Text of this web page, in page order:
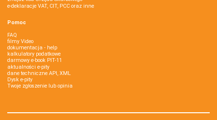
e-deklaracje VAT, CIT, PCC oraz inne
Pomoc
FAQ
filmy Video
dokumentacja - help
kalkulatory podatkowe
darmowy e-book PIT-11
aktualności e-pity
dane techniczne API, XML
Dysk e-pity
Twoje zgłoszenie lub opinia